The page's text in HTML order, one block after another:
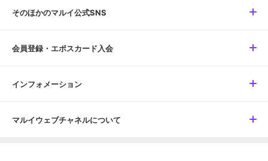
そのほかのマルイ公式SNS
会員登録・エポスカード入会
インフォメーション
マルイウェブチャネルについて